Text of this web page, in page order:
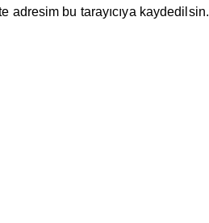
adresim bu tarayıcıya kaydedilsin.